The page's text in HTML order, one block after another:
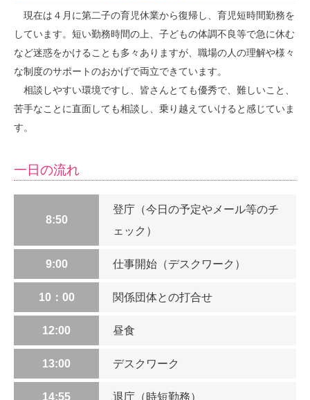
現在は４月に第二子の育児休業から復帰し、育児短時間勤務を
しています。短い勤務時間の上、子どもの体調不良等で急に休む
など迷惑をかけることも多々ありますが、職場の人の理解や様々
な制度のサポートのおかげで両立できています。
相談しやすい環境ですし、皆さんとても優秀で、難しいこと、
苦手なことに直面しても相談し、乗り越えていけると感じていま
す。
一日の流れ
8:50
登庁（今日の予定やメール等のチ
ェック）
9:00 仕事開始（デスクワーク）
10：00 関係団体との打合せ
12:00 昼食
13:00 デスクワーク
14:55 退庁（時短勤務）